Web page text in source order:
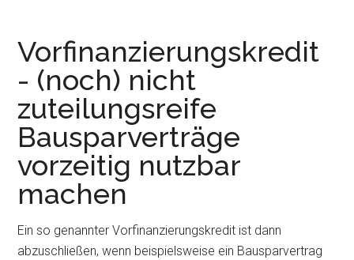
nur
für
kurzfristige
Finanzierungen
Vorfinanzierungskredit
- (noch) nicht
zuteilungsreife
Bausparverträge
vorzeitig nutzbar
machen
Ein so genannter Vorfinanzierungskredit ist dann
abzuschließen, wenn beispielsweise ein Bausparvertrag